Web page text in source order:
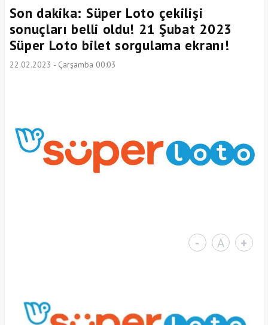
Son dakika: Süper Loto çekilişi
sonuçları belli oldu! 21 Şubat 2023
Süper Loto bilet sorgulama ekranı!
22.02.2023 - Çarşamba 00:03
- A +